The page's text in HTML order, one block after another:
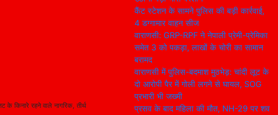
के किनारे रहने वाले नागरिक, तीर्थ
कैंट स्टेशन के सामने पुलिस की बड़ी कार्रवाई,
4 डग्गामार वाहन सीज
वाराणसी: GRP-RPF ने नेपाली प्रेमी-प्रेमिका
समेत 3 को पकड़ा, लाखों के चोरी का सामान
बरामद
वाराणसी में पुलिस-बदमाश मुठभेड़: चांदी लूट के
दो आरोपी पैर में गोली लगने से घायल, SOG
प्रभारी भी जख्मी
प्रसव के बाद महिला की मौत, NH-29 पर शव